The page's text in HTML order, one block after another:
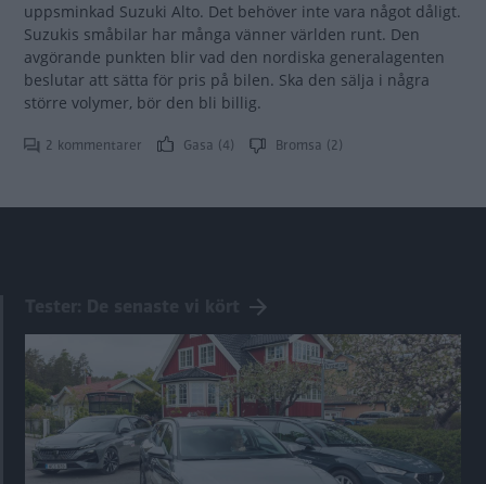
uppsminkad Suzuki Alto. Det behöver inte vara något dåligt.
Suzukis småbilar har många vänner världen runt. Den
avgörande punkten blir vad den nordiska generalagenten
beslutar att sätta för pris på bilen. Ska den sälja i några
större volymer, bör den bli billig.
2 kommentarer Gasa (4) Bromsa (2)